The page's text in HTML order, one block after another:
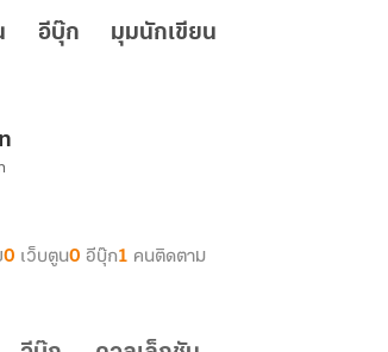
อีบุ๊ก มุมนักเขียน
0 เว็บตูน0 อีบุ๊ก1 คนติดตาม